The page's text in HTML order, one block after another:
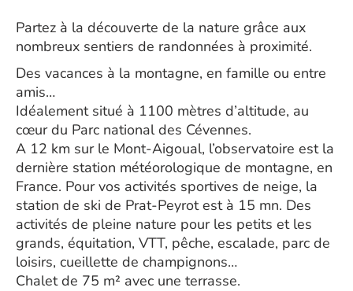
Partez à la découverte de la nature grâce aux
nombreux sentiers de randonnées à proximité.
Des vacances à la montagne, en famille ou entre
amis…
Idéalement situé à 1100 mètres d’altitude, au
cœur du Parc national des Cévennes.
A 12 km sur le Mont-Aigoual, l’observatoire est la
dernière station météorologique de montagne, en
France. Pour vos activités sportives de neige, la
station de ski de Prat-Peyrot est à 15 mn. Des
activités de pleine nature pour les petits et les
grands, équitation, VTT, pêche, escalade, parc de
loisirs, cueillette de champignons…
Chalet de 75 m² avec une terrasse.